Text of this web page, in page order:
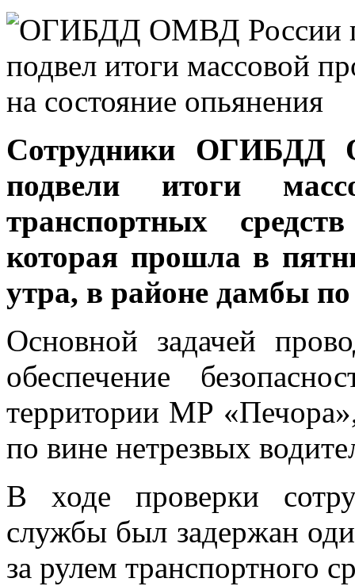
Сотрудники ОГИБДД
подвели итоги
транспортных
которая прошла в
утра, в районе дамбы
Основной задачей
обеспечение
территории МР
по вине нетрезвых
В ходе проверки
службы был задержан
за рулем транспортного